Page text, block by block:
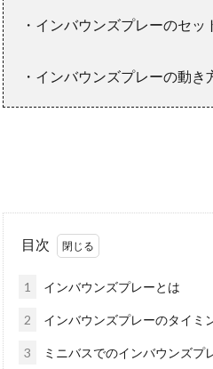
・インバウンズプレーのセッ
・インバウンズプレーの動き
目次
1 インバウンズプレーとは
2 インバウンズプレーのタイミ
3 ミニバスでのインバウンズプ